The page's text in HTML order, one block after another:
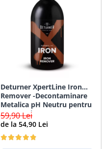
Deturner XpertLine Iron
Remover -Decontaminare
Metalica pH Neutru pentru
Vopsea si Jante - 1L
59,90 Lei
de la 54,90 Lei